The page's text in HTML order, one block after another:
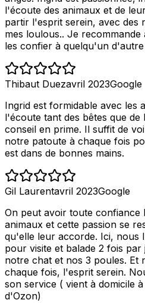
l'écoute des animaux et de
partir l'esprit serein, avec des
mes loulous.. Je recommande
les confier à quelqu'un d'autre
Thibaut Duezavril 2023Google
Ingrid est formidable avec les
l'écoute tant des bêtes que
conseil en prime. Il suffit de
notre patoute à chaque fois
est dans de bonnes mains.
Gil Laurentavril 2023Google
On peut avoir toute confiance
animaux et cette passion se
qu'elle leur accorde. Ici, nous
pour visite et balade 2 fois
notre chat et nos 3 poules. Et
chaque fois, l'esprit serein.
son service ( vient à domicile
d'Ozon)